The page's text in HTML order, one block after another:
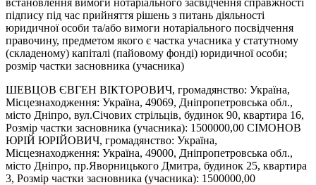
підпису під час прийняття рішень з питань діяльності
юридичної особи та/або вимоги нотаріального посвідчення
правочину, предметом якого є частка учасника у статутному
(складеному) капіталі (пайовому фонді) юридичної особи;
розмір частки засновника (учасника)
ШЕВЦОВ ЄВГЕН ВІКТОРОВИЧ, громадянство: Україна,
Місцезнаходження: Україна, 49069, Дніпропетровська обл.,
місто Дніпро, вул.Січових стрільців, будинок 90, квартира 16,
Розмір частки засновника (учасника): 1500000,00 СІМОНОВ
ЮРІЙ ЮРІЙОВИЧ, громадянство: Україна,
Місцезнаходження: Україна, 49000, Дніпропетровська обл.,
місто Дніпро, пр.Яворницького Дмитра, будинок 25, квартира
3, Розмір частки засновника (учасника): 1500000,00